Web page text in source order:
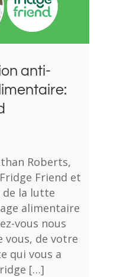
anti-
Roberts,
Friend et
la lutte
alimentaire
vous nous
vous, de votre
qui vous a
[…]